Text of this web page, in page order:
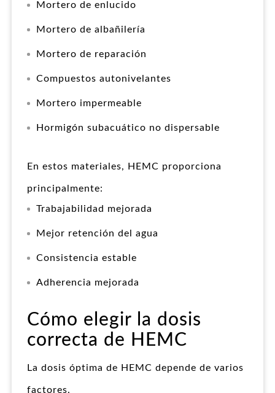
Mortero de enlucido
Mortero de albañilería
Mortero de reparación
Compuestos autonivelantes
Mortero impermeable
Hormigón subacuático no dispersable
En estos materiales, HEMC proporciona
principalmente:
Trabajabilidad mejorada
Mejor retención del agua
Consistencia estable
Adherencia mejorada
Cómo elegir la dosis
correcta de HEMC
La dosis óptima de HEMC depende de varios
factores.